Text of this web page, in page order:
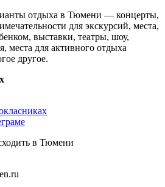
отдыха в Тюмени — концерты,
для экскурсий, места,
выставки, театры, шоу,
места для активного отдыха
другое.
в Тюмени